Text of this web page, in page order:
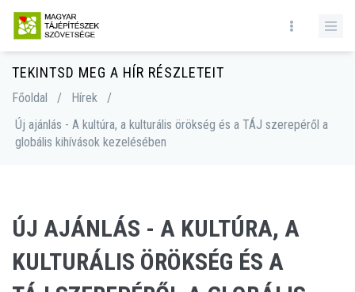
TEKINTSD MEG A HÍR RÉSZLETEIT
Főoldal / Hírek
/
Új ajánlás - A kultúra, a kulturális örökség és a TÁJ szerepéről a
globális kihívások kezelésében
ÚJ AJÁNLÁS - A KULTÚRA, A
KULTURÁLIS ÖRÖKSÉG ÉS A